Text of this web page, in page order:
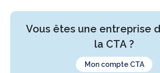
Vous êtes une entreprise
la CTA ?
Mon compte CTA